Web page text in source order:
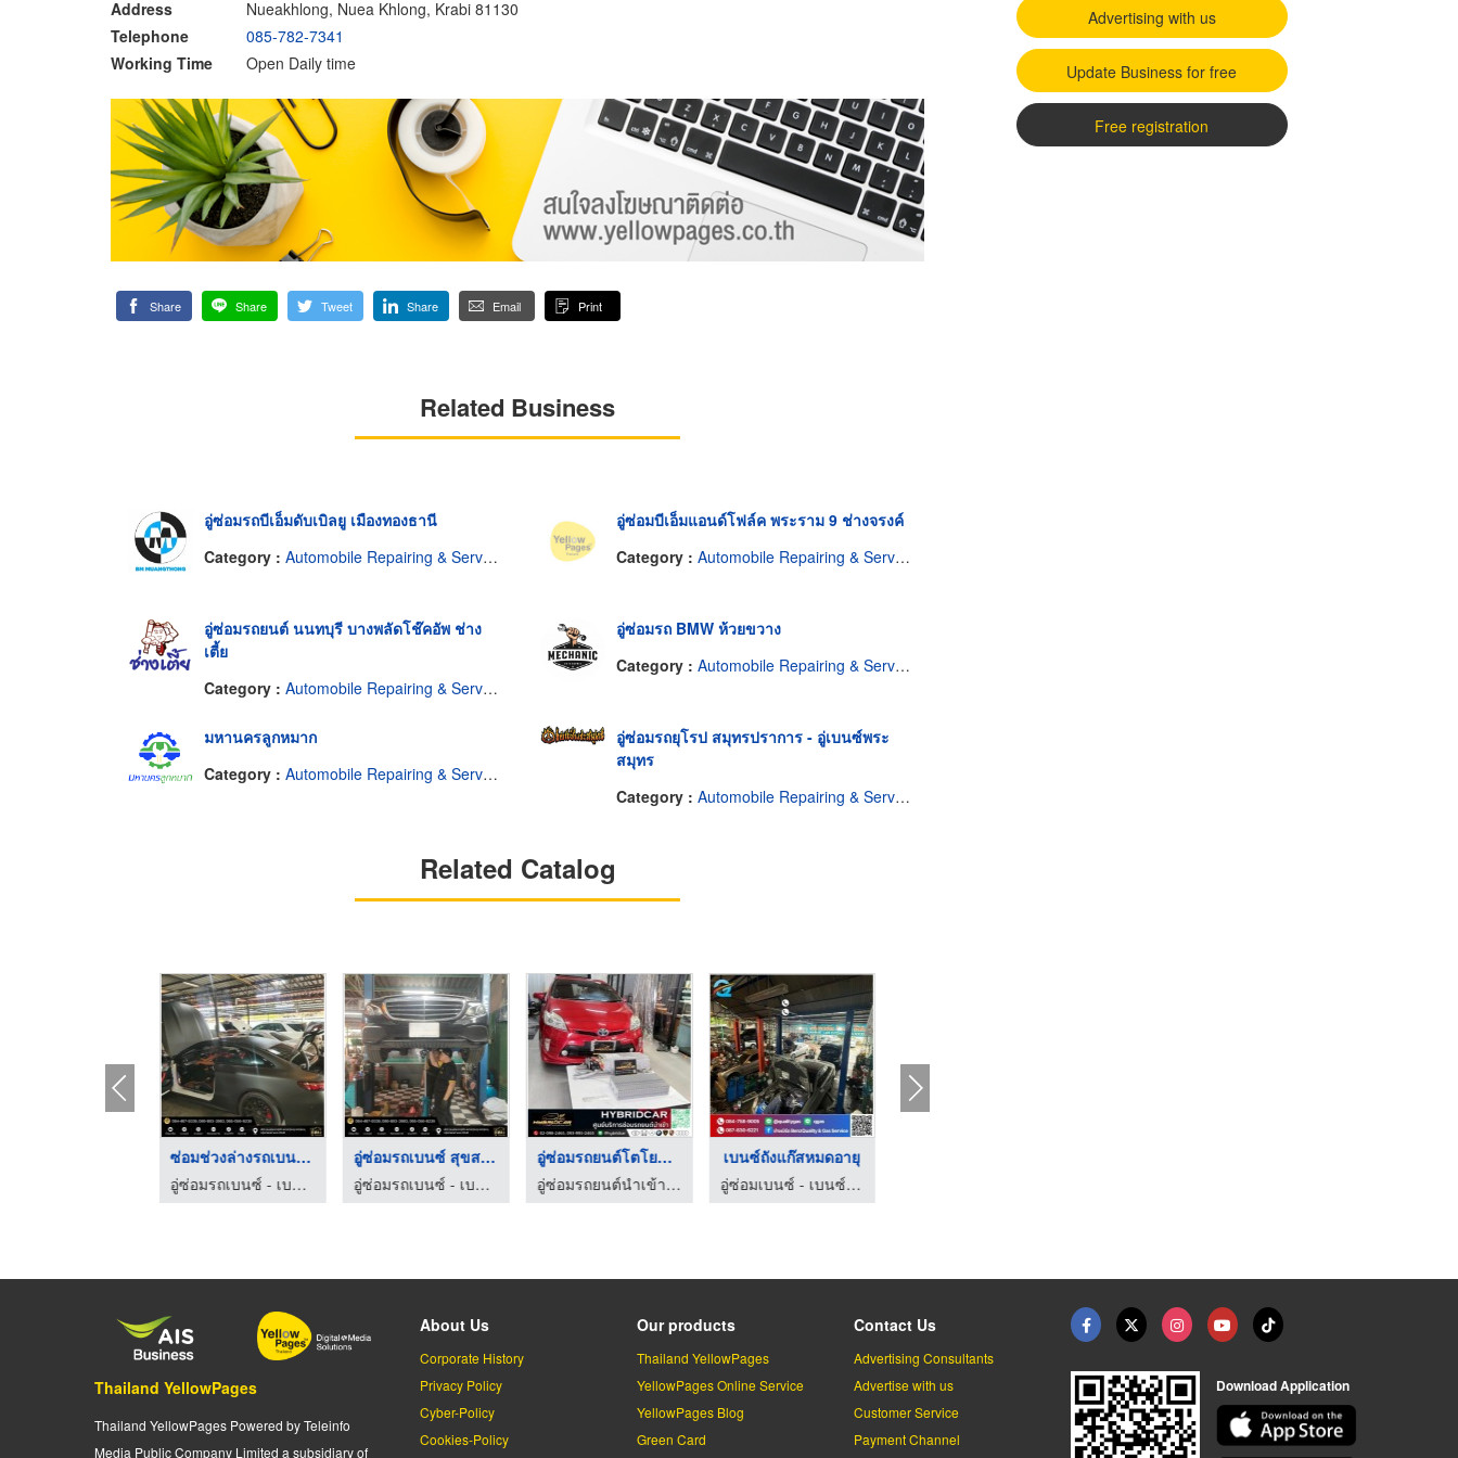
Address
Nueakhlong, Nuea Khlong, Krabi 81130
Telephone
085-782-7341
Working Time
Open Daily time
Share Share Tweet Share Email Print
Related Business
อู่ซ่อมรถบีเอ็มดับเบิลยู เมืองทองธานี
Category : Automobile Repairing & Service
อู่ซ่อมบีเอ็มแอนด์โฟล์ค พระราม 9 ช่างจรงค์
Category : Automobile Repairing & Service
อู่ซ่อมรถยนต์ นนทบุรี บางพลัดโช๊คอัพ ช่าง
เตี้ย
Category : Automobile Repairing & Service
อู่ซ่อมรถ BMW ห้วยขวาง
Category : Automobile Repairing & Service
มหานครลูกหมาก
Category : Automobile Repairing & Service
อู่ซ่อมรถยุโรป สมุทรปราการ - อู่เบนซ์พระ
สมุทร
Category : Automobile Repairing & Service
Related Catalog
ซ่อมช่วงล่างรถเบนซ์ ...
อู่ซ่อมรถเบนซ์ - เบนซ์ประชาอุทิศ
อู่ซ่อมรถเบนซ์ สุขสว ...
อู่ซ่อมรถเบนซ์ - เบนซ์ประชาอุทิศ
อู่ซ่อมรถยนต์โตโยต้า ...
อู่ซ่อมรถยนต์นำเข้าและรถยนต์ไฮบริด สายไหม
เบนซ์ถังแก๊สหมดอายุ
อู่ซ่อมเบนซ์ - เบนซ์ ควอลิตี้ แอนด์ แก๊สเซอร์วิส
Advertising with us
Update Business for free
Free registration
Thailand YellowPages
Thailand YellowPages Powered by Teleinfo
Media Public Company Limited a subsidiary of
About Us
Corporate History
Privacy Policy
Cyber-Policy
Cookies-Policy
Our products
Thailand YellowPages
YellowPages Online Service
YellowPages Blog
Green Card
Contact Us
Advertising Consultants
Advertise with us
Customer Service
Payment Channel
Download Application